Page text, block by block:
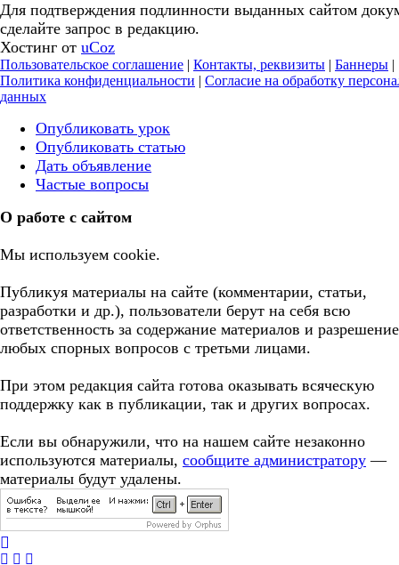
Для подтверждения подлинности выданных сайтом
сделайте запрос в редакцию.
Хостинг от uCoz
Пользовательское соглашение | Контакты, реквизиты | Баннеры |
Политика конфиденциальности | Согласие на обработку
данных
Опубликовать урок
Опубликовать статью
Дать объявление
Частые вопросы
О работе с сайтом
Мы используем cookie.
Публикуя материалы на сайте (комментарии, статьи,
разработки и др.), пользователи берут на себя всю
ответственность за содержание материалов и разрешение
любых спорных вопросов с третьми лицами.
При этом редакция сайта готова оказывать всяческую
поддержку как в публикации, так и других вопросах.
Если вы обнаружили, что на нашем сайте незаконно
используются материалы, сообщите администратору —
материалы будут удалены.